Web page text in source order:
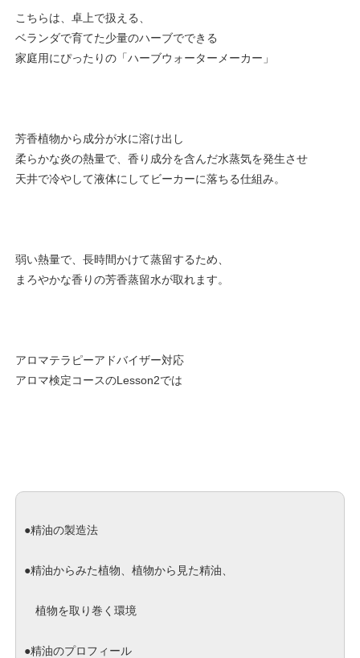
こちらは、卓上で扱える、
ベランダで育てた少量のハーブでできる
家庭用にぴったりの「ハーブウォーターメーカー」
芳香植物から成分が水に溶け出し
柔らかな炎の熱量で、香り成分を含んだ水蒸気を発生させ
天井で冷やして液体にしてビーカーに落ちる仕組み。
弱い熱量で、長時間かけて蒸留するため、
まろやかな香りの芳香蒸留水が取れます。
アロマテラピーアドバイザー対応
アロマ検定コースのLesson2では
●精油の製造法
●精油からみた植物、植物から見た精油、
植物を取り巻く環境
●精油のプロフィール